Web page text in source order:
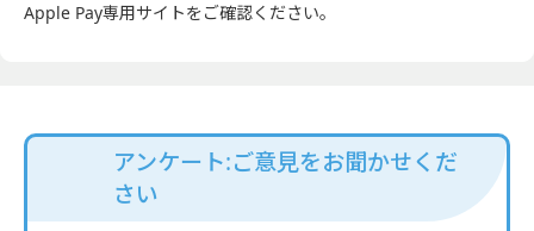
Apple Pay専用サイトをご確認ください。
アンケート:ご意見をお聞かせくだ
さい